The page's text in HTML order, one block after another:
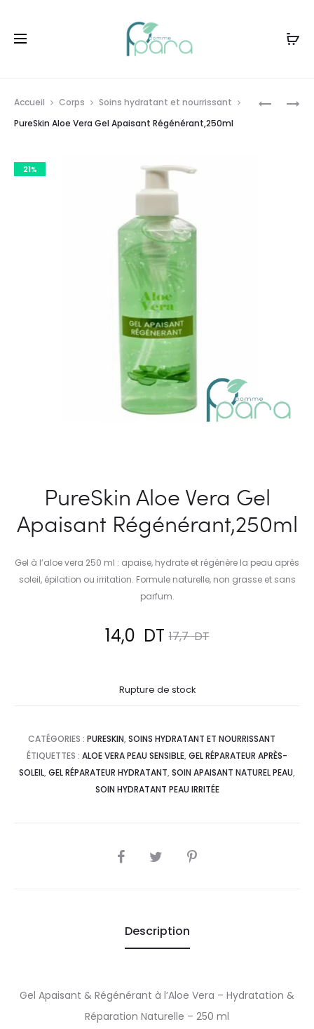
PURESKIN
OPYSITOL
Accueil Corps
Soins hydratant et nourrissant
PureSkin Aloe Vera Gel Apaisant Régénérant,250ml
21%
PureSkin Aloe Vera Gel
Apaisant Régénérant,250ml
Gel à l’aloe vera 250 ml : apaise, hydrate et régénère la peau après
soleil, épilation ou irritation. Formule naturelle, non grasse et sans
parfum.
17,7DT
Le
initial
était :
17,7
14,0 DT
Le
est :
14,0
Rupture de stock
CATÉGORIES : PURESKIN, SOINS HYDRATANT ET NOURRISSANT
ÉTIQUETTES : ALOE VERA PEAU SENSIBLE, GEL RÉPARATEUR APRÈS-
SOLEIL, GEL RÉPARATEUR HYDRATANT, SOIN APAISANT NATUREL PEAU,
SOIN HYDRATANT PEAU IRRITÉE
SHARE
Description
Gel Apaisant & Régénérant à l’Aloe Vera – Hydratation &
Réparation Naturelle – 250 ml